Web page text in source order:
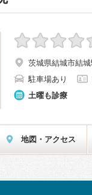
茨城県結城市結城
駐車場あり
土曜も診療
地図・アクセス